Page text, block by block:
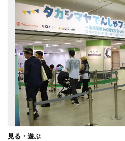
見る・遊ぶ